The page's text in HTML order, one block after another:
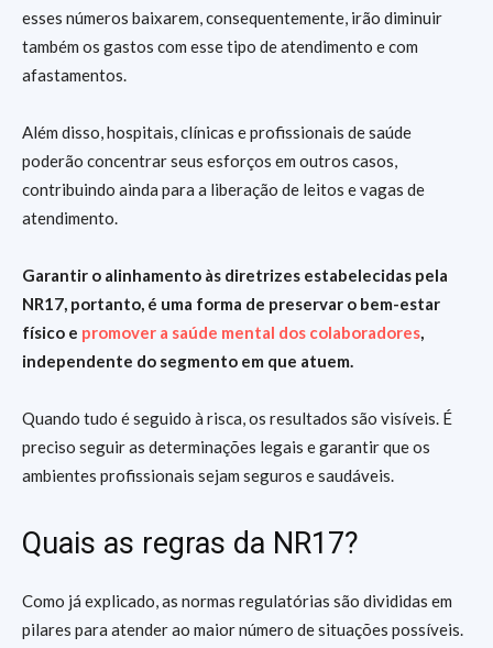
esses números baixarem, consequentemente, irão diminuir
também os gastos com esse tipo de atendimento e com
afastamentos.
Além disso, hospitais, clínicas e profissionais de saúde
poderão concentrar seus esforços em outros casos,
contribuindo ainda para a liberação de leitos e vagas de
atendimento.
Garantir o alinhamento às diretrizes estabelecidas pela
NR17, portanto, é uma forma de preservar o bem-estar
físico e promover a saúde mental dos colaboradores
independente do segmento em que atuem.
Quando tudo é seguido à risca, os resultados são visíveis. É
preciso seguir as determinações legais e garantir que os
ambientes profissionais sejam seguros e saudáveis.
Quais as regras da NR17?
Como já explicado, as normas regulatórias são divididas em
pilares para atender ao maior número de situações possíveis.